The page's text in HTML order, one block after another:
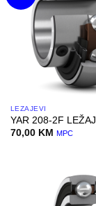
LEŽAJEVI
YAR 208-2F LEŽAJ
70,00 KM MPC